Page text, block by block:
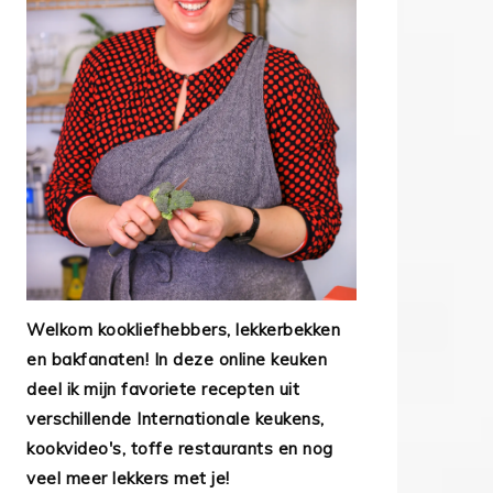
Welkom kookliefhebbers, lekkerbekken
en bakfanaten! In deze online keuken
deel ik mijn favoriete recepten uit
verschillende Internationale keukens,
kookvideo's, toffe restaurants en nog
veel meer lekkers met je!